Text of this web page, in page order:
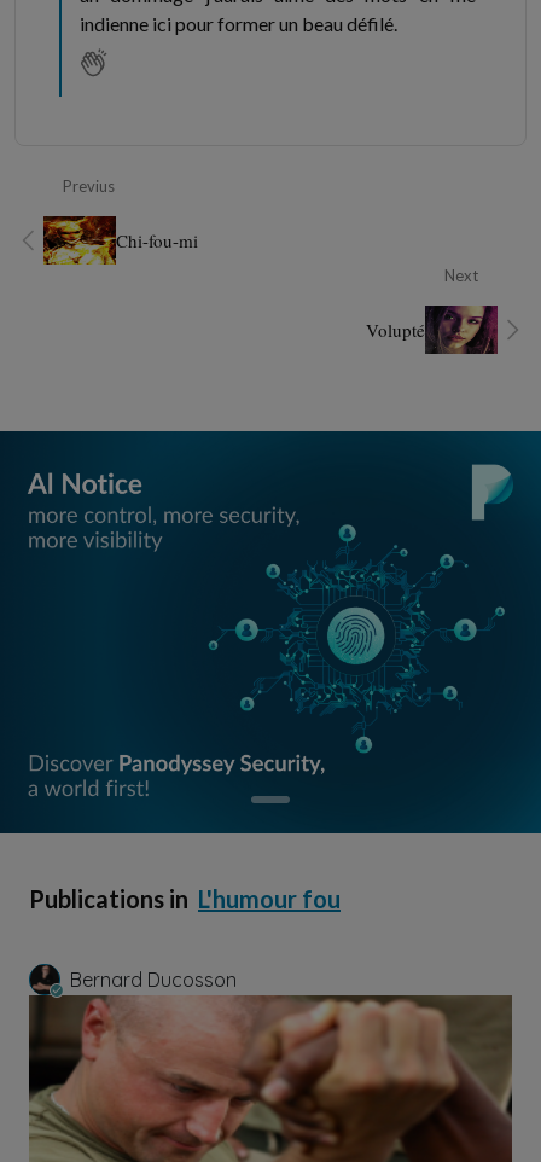
indienne ici pour former un beau défilé.
Previus
Chi-fou-mi
Next
Volupté
Publications in L'humour fou
Bernard Ducosson